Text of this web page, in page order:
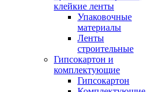
клейкие ленты
Упаковочные
материалы
Ленты
строительные
Гипсокартон и
комплектующие
Гипсокартон